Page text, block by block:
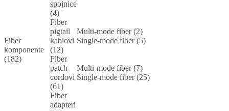
Fiber
komponente
(182)
spojnice
(4)
Fiber
pigtail
kablovi
(12)
Multi-mode fiber (2)
Single-mode fiber (5)
Fiber
patch
cordovi
(61)
Multi-mode fiber (7)
Single-mode fiber (25)
Fiber
adapteri